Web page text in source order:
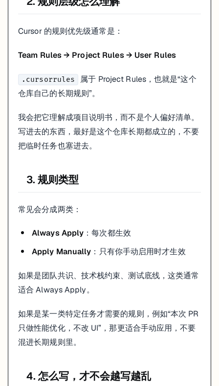
Avoid snapshot tests unless necessary
## Output
Respond in Chinese
这类规则的价值不在于“写得多”，而在于它确实会反复影响生成结果。
6. 我更建议补上的一类规则
不要引入新的状态管理库
不要把临时调试代码留在最终输出里
写得太空
写了太多临时要求
今天在做登录页，明天换功能了，规则里还留着一堆只针对那次任务的
规则太长以后，模型不一定抓得住重点，人自己也会越来越难维护。
Cursor 的规则优先级通常是：
Team Rules → Project Rules → User Rules
.cursorrules
属于 Project Rules，也就是“这个
仓库自己的长期规则”。
我会把它理解成项目说明书，而不是个人偏好清单。
写进去的东西，最好是这个仓库长期都成立的，不要
把临时任务也塞进去。
3. 规则类型
常见会分成两类：
Always Apply ：每次都生效
Apply Manually ：只有你手动启用时才生效
如果是团队共识、技术栈约束、测试底线，这类通常
适合 Always Apply。
如果是某一类特定任务才需要的规则，例如“本次 PR
只做性能优化，不改 UI”，那更适合手动应用，不要
混进长期规则里。
4. 怎么写，才不会越写越乱